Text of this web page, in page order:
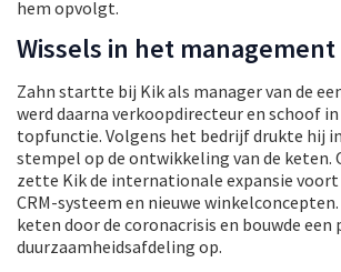
hem opvolgt.
Wissels in het management
Zahn startte bij Kik als manager van de
werd daarna verkoopdirecteur en schoof in
topfunctie. Volgens het bedrijf drukte hij
stempel op de ontwikkeling van de keten.
zette Kik de internationale expansie voort
CRM-systeem en nieuwe
keten door de coronacrisis en bouwde een
duurzaamheidsafdeling op.